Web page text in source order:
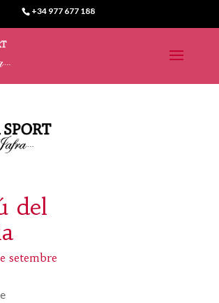
+34 977 677 188
del
setembre